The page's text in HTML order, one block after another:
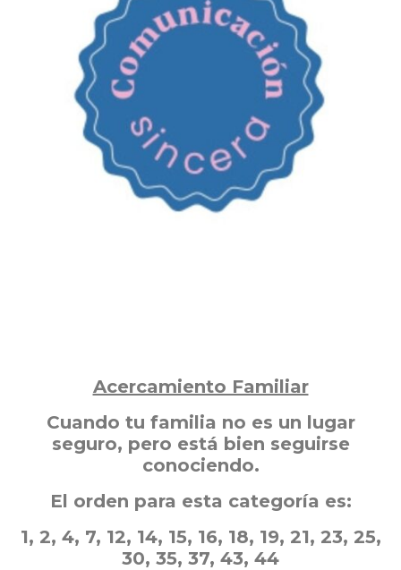
Acercamiento Familiar
Cuando tu familia no es un lugar
seguro, pero está bien seguirse
conociendo.
El orden para esta categoría es:
1, 2, 4, 7, 12, 14, 15, 16, 18, 19, 21, 23, 25,
30, 35, 37, 43, 44